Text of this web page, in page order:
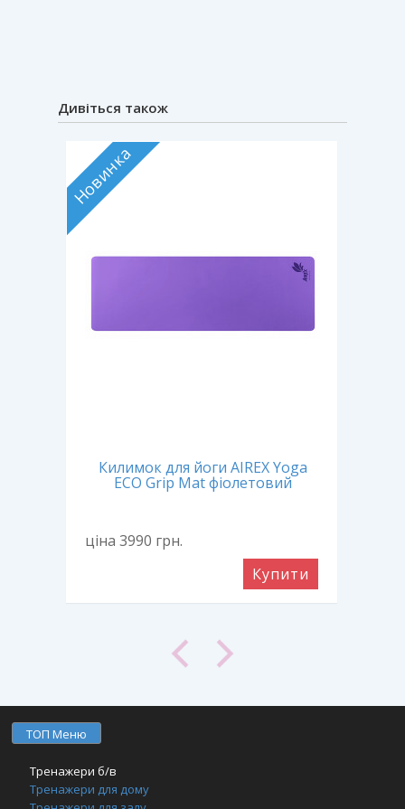
Дивіться також
Новинка
Килимок для йоги AIREX Yoga
ECO Grip Mat фіолетовий
ціна 3990 грн.
Купити
ТОП Меню
Тренажери б/в
Тренажери для дому